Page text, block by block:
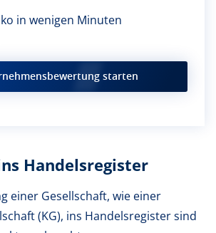
in wenigen Minuten
starten
Handelsregister
einer Gesellschaft, wie einer
(KG), ins Handelsregister sind